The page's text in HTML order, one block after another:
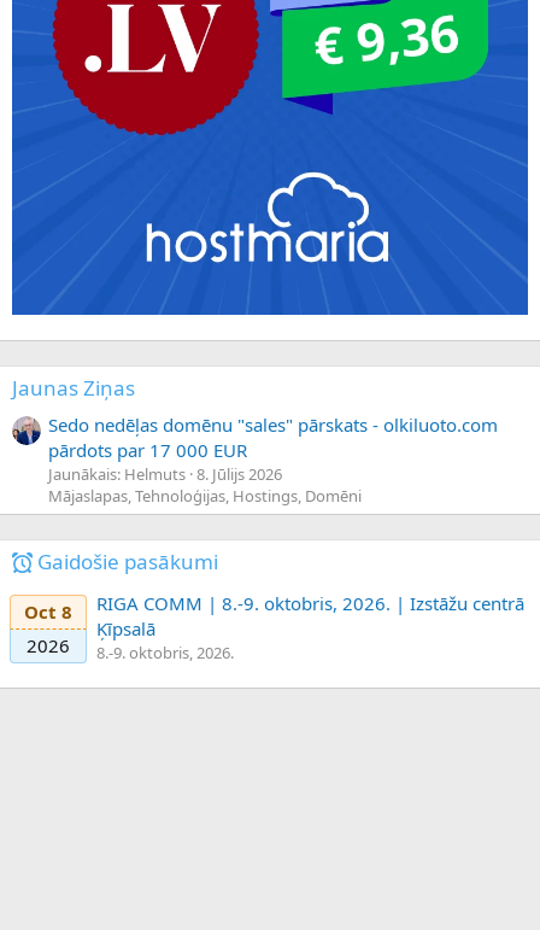
Jaunas Ziņas
Sedo nedēļas domēnu "sales" pārskats - olkiluoto.com
pārdots par 17 000 EUR
Jaunākais: Helmuts 8. Jūlijs 2026
Mājaslapas, Tehnoloģijas, Hostings, Domēni
Gaidošie pasākumi
Oct 8
2026
RIGA COMM | 8.-9. oktobris, 2026. | Izstāžu centrā
Ķīpsalā
8.-9. oktobris, 2026.